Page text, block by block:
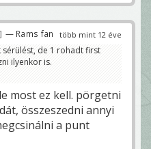
több mint 12 éve
— Rams fan
sérülést, de 1 rohadt first
ilyenkor is.
most ez kell. pörgetni
összeszedni annyi
a punt